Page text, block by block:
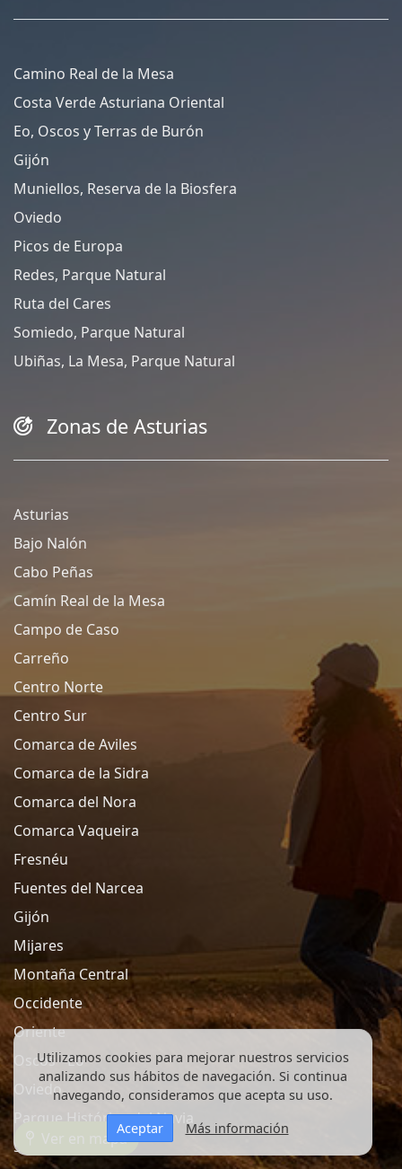
Ver en mapa
Camino Real de la Mesa
Costa Verde Asturiana Oriental
Eo, Oscos y Terras de Burón
Gijón
Muniellos, Reserva de la Biosfera
Oviedo
Picos de Europa
Redes, Parque Natural
Ruta del Cares
Somiedo, Parque Natural
Ubiñas, La Mesa, Parque Natural
Zonas de Asturias
Asturias
Bajo Nalón
Cabo Peñas
Camín Real de la Mesa
Campo de Caso
Carreño
Centro Norte
Centro Sur
Comarca de Aviles
Comarca de la Sidra
Comarca del Nora
Comarca Vaqueira
Fresnéu
Fuentes del Narcea
Gijón
Mijares
Montaña Central
Occidente
Oriente
Oscos - Eo
Oviedo
Parque Histórico del Navia
Siero
Utilizamos cookies para mejorar nuestros servicios
analizando sus hábitos de navegación. Si continua
navegando, consideramos que acepta su uso.
Aceptar
Más información